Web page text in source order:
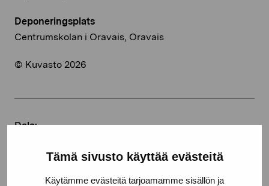
Tämä sivusto käyttää evästeitä
Käytämme evästeitä tarjoamamme sisällön ja
Deponeringsplats
Centrumskolan i Oravais, Oravais
© Kuvasto 2026
Dela: